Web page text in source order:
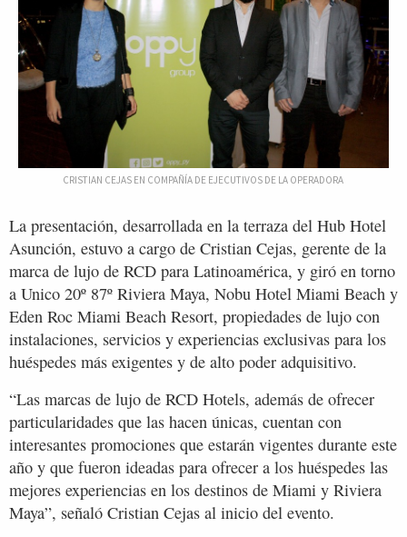
CRISTIAN CEJAS EN COMPAÑÍA DE EJECUTIVOS DE LA OPERADORA
La presentación, desarrollada en la terraza del Hub Hotel
Asunción, estuvo a cargo de Cristian Cejas, gerente de la
marca de lujo de RCD para Latinoamérica, y giró en torno
a Unico 20º 87º Riviera Maya, Nobu Hotel Miami Beach y
Eden Roc Miami Beach Resort, propiedades de lujo con
instalaciones, servicios y experiencias exclusivas para los
huéspedes más exigentes y de alto poder adquisitivo.
“Las marcas de lujo de RCD Hotels, además de ofrecer
particularidades que las hacen únicas, cuentan con
interesantes promociones que estarán vigentes durante este
año y que fueron ideadas para ofrecer a los huéspedes las
mejores experiencias en los destinos de Miami y Riviera
Maya”, señaló Cristian Cejas al inicio del evento.